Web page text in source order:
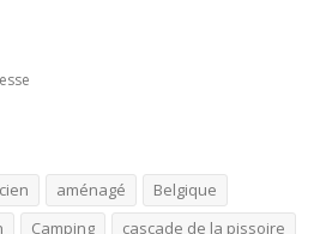
aménagé
Belgique
Camping
cascade de la pissoire